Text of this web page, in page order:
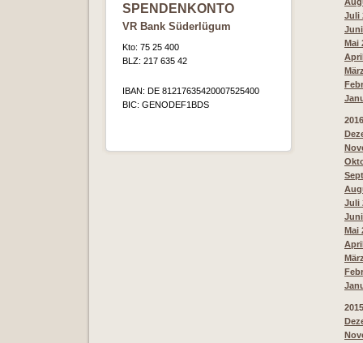
SPENDENKONTO
VR Bank Süderlügum
Kto: 75 25 400
BLZ: 217 635 42
IBAN: DE 81217635420007525400
BIC: GENODEF1BDS
Juli
Mai
2016
Juli
Mai
2015